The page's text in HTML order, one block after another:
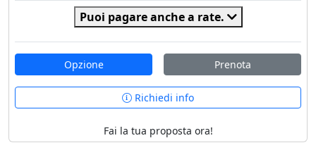
Puoi pagare anche a rate.
Opzione Prenota
Richiedi info
Fai la tua proposta ora!